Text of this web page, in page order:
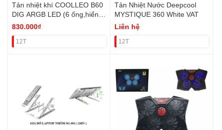
Tản nhiệt khí COOLLEO B60
DIG ARGB LED (6 ống,hiển
thị nhiệt) VAT
830.000₫
12T
Tản Nhiệt Nước Deepcool
MYSTIQUE 360 White VAT
Liên hệ
12T